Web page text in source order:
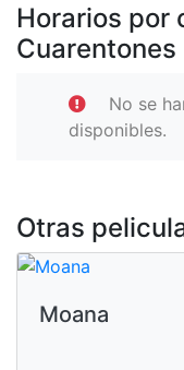
Horarios por
Cuarentones
No se
disponibles.
Otras
Moana